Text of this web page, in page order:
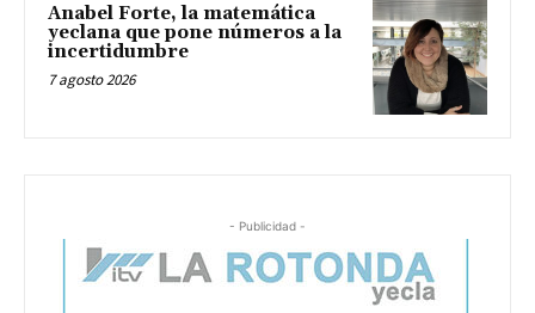
Anabel Forte, la matemática
yeclana que pone números a la
incertidumbre
7 agosto 2026
- Publicidad -